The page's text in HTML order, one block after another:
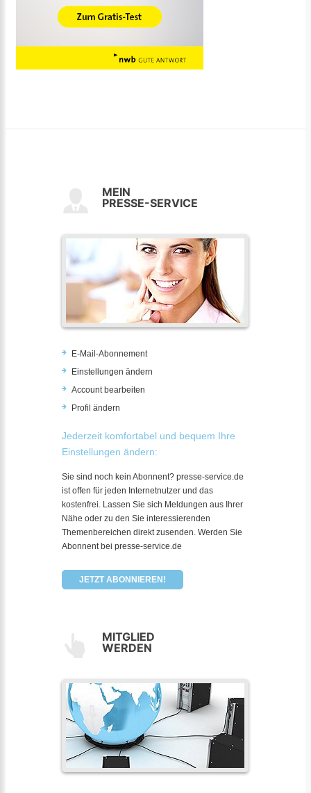
MEIN
PRESSE-SERVICE
E-Mail-Abonnement
Einstellungen ändern
Account bearbeiten
Profil ändern
Jederzeit komfortabel und bequem Ihre
Einstellungen ändern:
Sie sind noch kein Abonnent? presse-service.de
ist offen für jeden Internetnutzer und das
kostenfrei. Lassen Sie sich Meldungen aus Ihrer
Nähe oder zu den Sie interessierenden
Themenbereichen direkt zusenden. Werden Sie
Abonnent bei presse-service.de
JETZT ABONNIEREN!
MITGLIED
WERDEN